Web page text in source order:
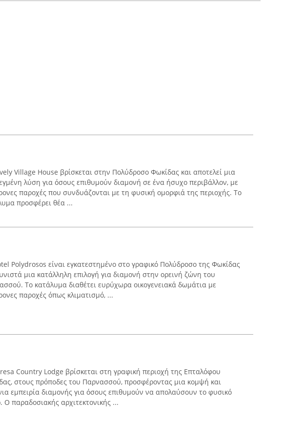
Village House βρίσκεται στην Πολύδροσο Φωκίδας και αποτελεί μια
λύση για όσους επιθυμούν διαμονή σε ένα ήσυχο περιβάλλον, με
παροχές που συνδυάζονται με τη φυσική ομορφιά της περιοχής. Το
προσφέρει θέα ...
Polydrosos είναι εγκατεστημένο στο γραφικό Πολύδροσο της Φωκίδας
μια κατάλληλη επιλογή για διαμονή στην ορεινή ζώνη του
Το κατάλυμα διαθέτει ευρύχωρα οικογενειακά δωμάτια με
παροχές όπως κλιματισμό, ...
Country Lodge βρίσκεται στη γραφική περιοχή της Επταλόφου
στους πρόποδες του Παρνασσού, προσφέροντας μια κομψή και
εμπειρία διαμονής για όσους επιθυμούν να απολαύσουν το φυσικό
Ο παραδοσιακής αρχιτεκτονικής ...